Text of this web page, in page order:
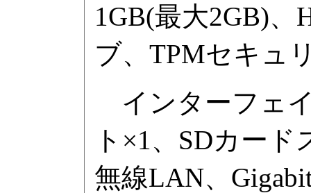
1GB(最大2GB)
ブ、TPMセキュ
インターフェイ
ト×1、SDカード
無線LAN、